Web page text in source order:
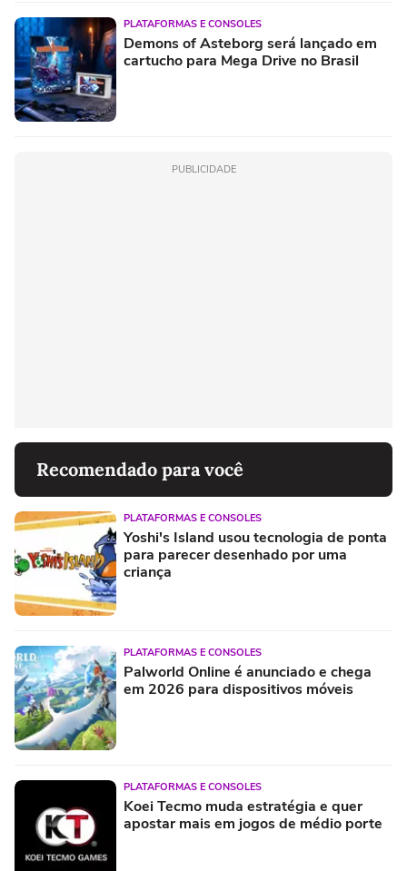
PLATAFORMAS E CONSOLES
Demons of Asteborg será lançado em
cartucho para Mega Drive no Brasil
PUBLICIDADE
Recomendado para você
PLATAFORMAS E CONSOLES
Yoshi's Island usou tecnologia de ponta
para parecer desenhado por uma
criança
PLATAFORMAS E CONSOLES
Palworld Online é anunciado e chega
em 2026 para dispositivos móveis
PLATAFORMAS E CONSOLES
Koei Tecmo muda estratégia e quer
apostar mais em jogos de médio porte